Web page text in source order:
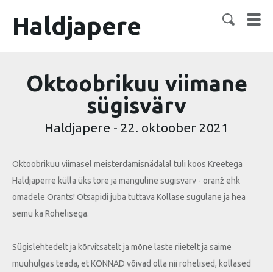
Haldjapere
Oktoobrikuu viimane
sügisvärv
Haldjapere - 22. oktoober 2021
Oktoobrikuu viimasel meisterdamisnädalal tuli koos Kreetega
Haldjaperre külla üks tore ja mänguline sügisvärv - oranž ehk
omadele Orants! Otsapidi juba tuttava Kollase sugulane ja hea
semu ka Rohelisega.
Sügislehtedelt ja kõrvitsatelt ja mõne laste riietelt ja saime
muuhulgas teada, et KONNAD võivad olla nii rohelised, kollased